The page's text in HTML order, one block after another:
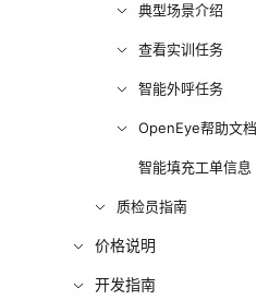
典型场景介绍
查看实训任务
智能外呼任务
OpenEye帮助文档
智能填充工单信息
质检员指南
价格说明
开发指南